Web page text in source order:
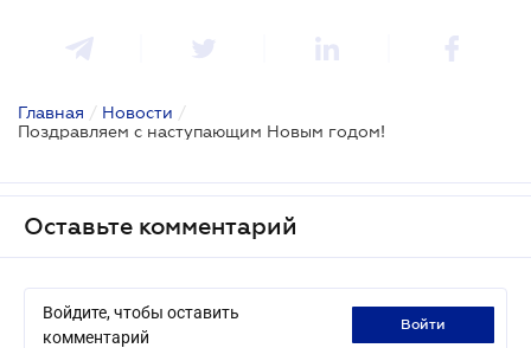
Главная / Новости /
Поздравляем с наступающим Новым годом!
Оставьте комментарий
Войдите, чтобы оставить
комментарий
войти